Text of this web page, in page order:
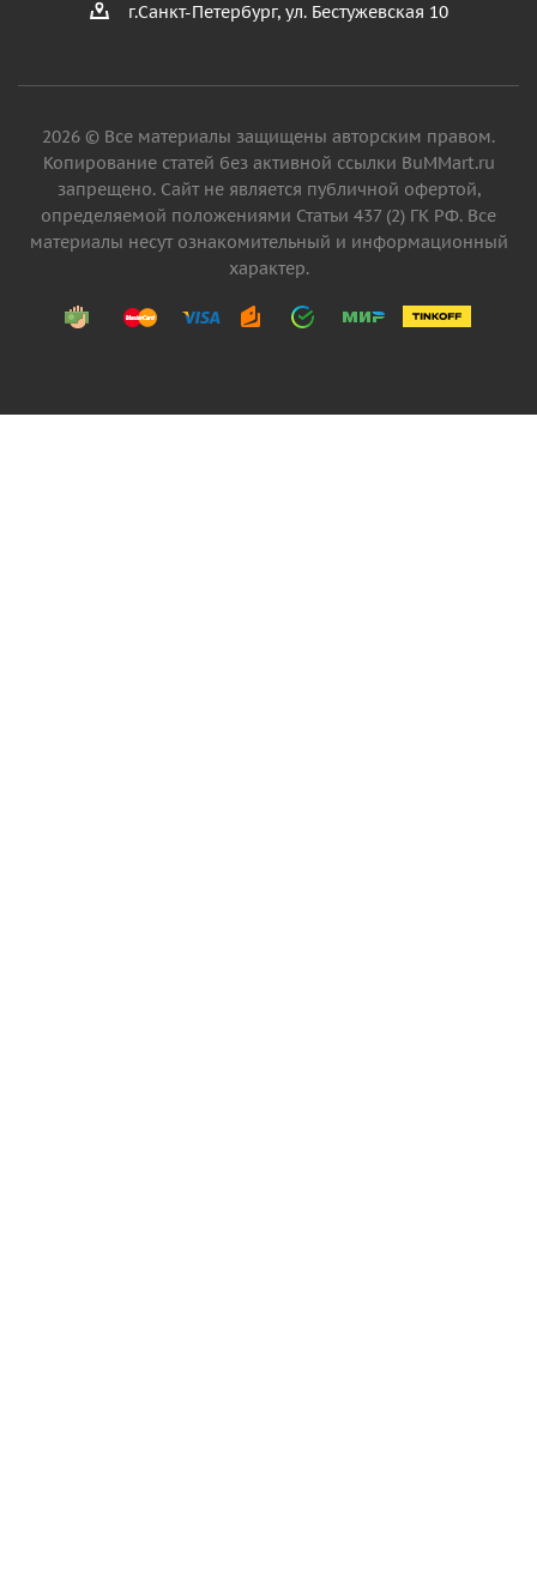
г.Санкт-Петербург, ул. Бестужевская 10
2026 © Все материалы защищены авторским правом.
Копирование статей без активной ссылки BuMMart.ru
запрещено. Сайт не является публичной офертой,
определяемой положениями Статьи 437 (2) ГК РФ. Все
материалы несут ознакомительный и информационный
характер.